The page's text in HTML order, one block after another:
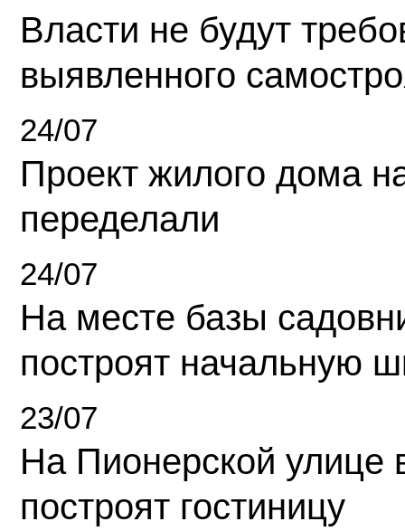
Власти не будут
выявленного
24/07
Проект жилого дома
переделали
24/07
На месте базы
построят начальную
23/07
На Пионерской улице
построят гостиницу